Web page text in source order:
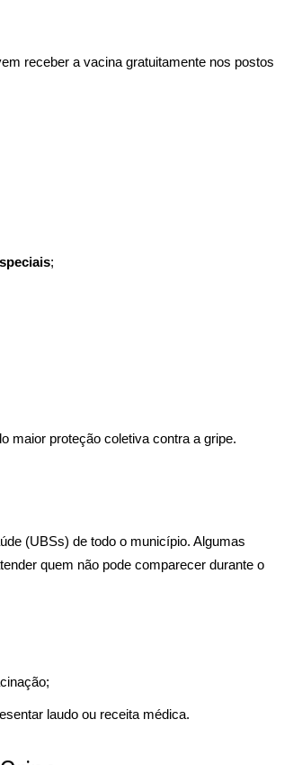
receber a vacina gratuitamente nos postos
;
maior proteção coletiva contra a gripe.
(UBSs) de todo o município. Algumas
quem não pode comparecer durante o
laudo ou receita médica.